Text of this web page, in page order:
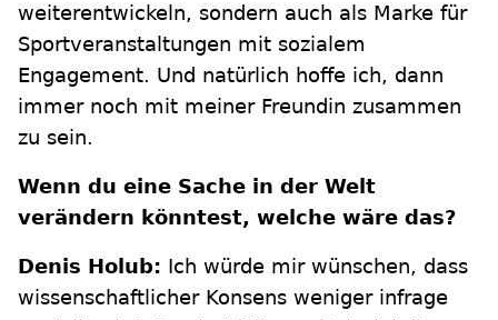
weiterentwickeln, sondern auch als Marke für
Sportveranstaltungen mit sozialem
Engagement. Und natürlich hoffe ich, dann
immer noch mit meiner Freundin zusammen
zu sein.
Wenn du eine Sache in der Welt
verändern könntest, welche wäre das?
Denis Holub: Ich würde mir wünschen, dass
wissenschaftlicher Konsens weniger infrage